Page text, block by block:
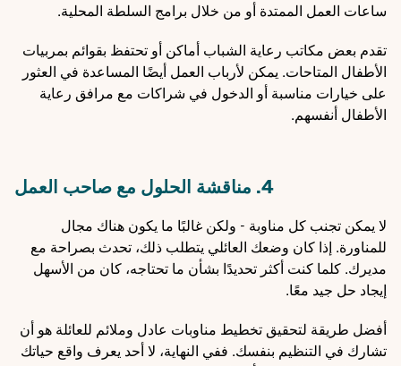
ساعات العمل الممتدة أو من خلال برامج السلطة المحلية.
تقدم بعض مكاتب رعاية الشباب أماكن أو تحتفظ بقوائم بمربيات
الأطفال المتاحات. يمكن لأرباب العمل أيضًا المساعدة في العثور
على خيارات مناسبة أو الدخول في شراكات مع مرافق رعاية
الأطفال أنفسهم.
4. مناقشة الحلول مع صاحب العمل
لا يمكن تجنب كل مناوبة - ولكن غالبًا ما يكون هناك مجال
للمناورة. إذا كان وضعك العائلي يتطلب ذلك، تحدث بصراحة مع
مديرك. كلما كنت أكثر تحديدًا بشأن ما تحتاجه، كان من الأسهل
إيجاد حل جيد معًا.
أفضل طريقة لتحقيق تخطيط مناوبات عادل وملائم للعائلة هو أن
تشارك في التنظيم بنفسك. ففي النهاية، لا أحد يعرف واقع حياتك